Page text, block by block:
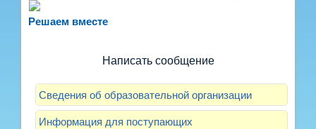
Решаем вместерассказать о воспитателях? Знаете, как
Написать сообщение
Сведения об образовательной организации
Информация для поступающих